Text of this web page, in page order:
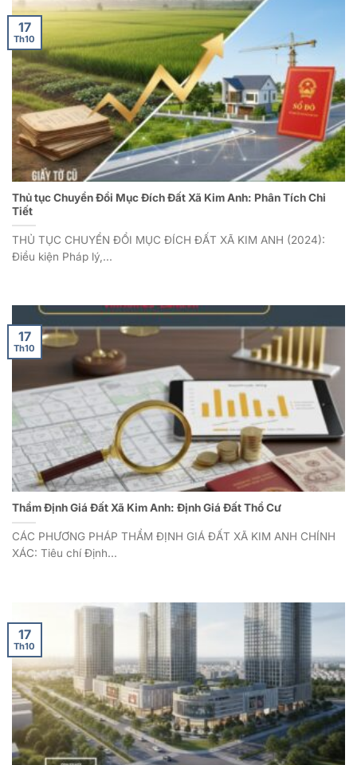
Thủ tục Chuyển Đổi Mục Đích Đất Xã Kim Anh: Phân Tích Chi
Tiết
THỦ TỤC CHUYỂN ĐỔI MỤC ĐÍCH ĐẤT XÃ KIM ANH (2024):
Điều kiện Pháp lý,...
17
Th10
Thẩm Định Giá Đất Xã Kim Anh: Định Giá Đất Thổ Cư
CÁC PHƯƠNG PHÁP THẨM ĐỊNH GIÁ ĐẤT XÃ KIM ANH CHÍNH
XÁC: Tiêu chí Định...
17
Th10
17
Th10